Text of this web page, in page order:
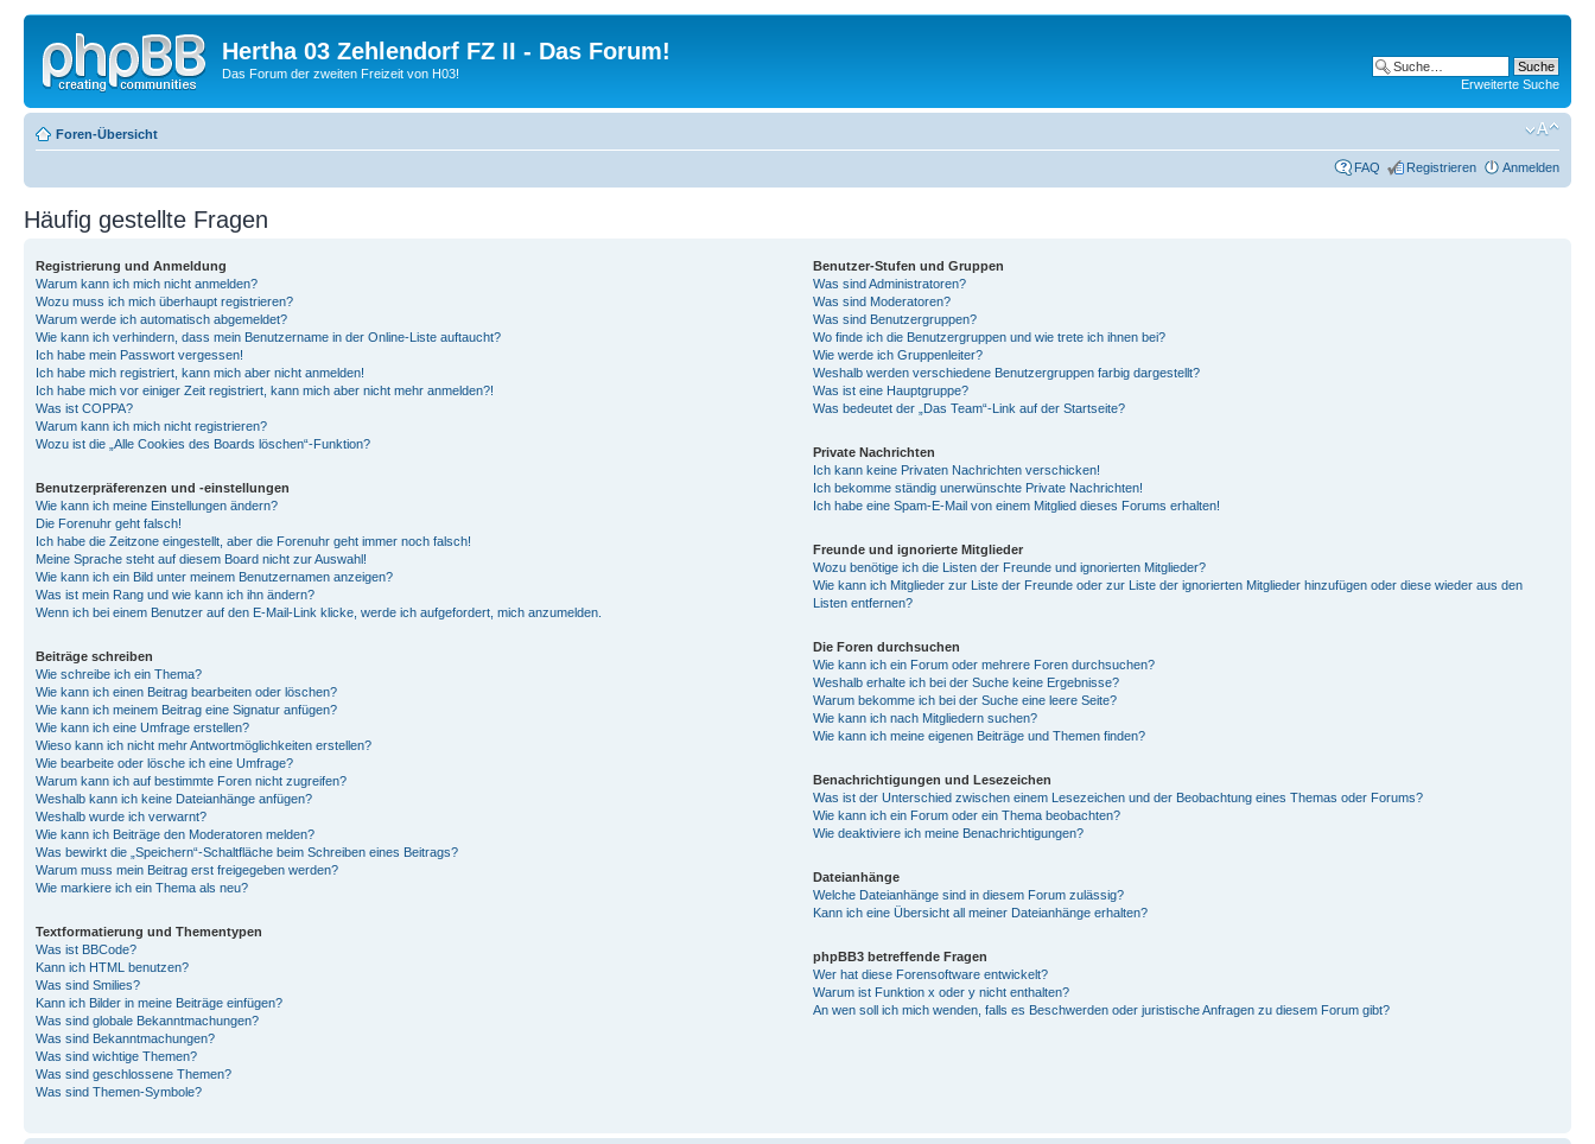
Hertha 03 Zehlendorf FZ II - Das Forum!
Das Forum der zweiten Freizeit von H03!
Erweiterte Suche
Foren-Übersicht
FAQ Registrieren Anmelden
Häufig gestellte Fragen
Registrierung und Anmeldung
Warum kann ich mich nicht anmelden?
Wozu muss ich mich überhaupt registrieren?
Warum werde ich automatisch abgemeldet?
Wie kann ich verhindern, dass mein Benutzername in der Online-Liste auftaucht?
Ich habe mein Passwort vergessen!
Ich habe mich registriert, kann mich aber nicht anmelden!
Ich habe mich vor einiger Zeit registriert, kann mich aber nicht mehr anmelden?!
Was ist COPPA?
Warum kann ich mich nicht registrieren?
Wozu ist die „Alle Cookies des Boards löschen“-Funktion?
Benutzerpräferenzen und -einstellungen
Wie kann ich meine Einstellungen ändern?
Die Forenuhr geht falsch!
Ich habe die Zeitzone eingestellt, aber die Forenuhr geht immer noch falsch!
Meine Sprache steht auf diesem Board nicht zur Auswahl!
Wie kann ich ein Bild unter meinem Benutzernamen anzeigen?
Was ist mein Rang und wie kann ich ihn ändern?
Wenn ich bei einem Benutzer auf den E-Mail-Link klicke, werde ich aufgefordert, mich anzumelden.
Beiträge schreiben
Wie schreibe ich ein Thema?
Wie kann ich einen Beitrag bearbeiten oder löschen?
Wie kann ich meinem Beitrag eine Signatur anfügen?
Wie kann ich eine Umfrage erstellen?
Wieso kann ich nicht mehr Antwortmöglichkeiten erstellen?
Wie bearbeite oder lösche ich eine Umfrage?
Warum kann ich auf bestimmte Foren nicht zugreifen?
Weshalb kann ich keine Dateianhänge anfügen?
Weshalb wurde ich verwarnt?
Wie kann ich Beiträge den Moderatoren melden?
Was bewirkt die „Speichern“-Schaltfläche beim Schreiben eines Beitrags?
Warum muss mein Beitrag erst freigegeben werden?
Wie markiere ich ein Thema als neu?
Textformatierung und Thementypen
Was ist BBCode?
Kann ich HTML benutzen?
Was sind Smilies?
Kann ich Bilder in meine Beiträge einfügen?
Was sind globale Bekanntmachungen?
Was sind Bekanntmachungen?
Was sind wichtige Themen?
Was sind geschlossene Themen?
Was sind Themen-Symbole?
Benutzer-Stufen und Gruppen
Was sind Administratoren?
Was sind Moderatoren?
Was sind Benutzergruppen?
Wo finde ich die Benutzergruppen und wie trete ich ihnen bei?
Wie werde ich Gruppenleiter?
Weshalb werden verschiedene Benutzergruppen farbig dargestellt?
Was ist eine Hauptgruppe?
Was bedeutet der „Das Team“-Link auf der Startseite?
Private Nachrichten
Ich kann keine Privaten Nachrichten verschicken!
Ich bekomme ständig unerwünschte Private Nachrichten!
Ich habe eine Spam-E-Mail von einem Mitglied dieses Forums erhalten!
Freunde und ignorierte Mitglieder
Wozu benötige ich die Listen der Freunde und ignorierten Mitglieder?
Wie kann ich Mitglieder zur Liste der Freunde oder zur Liste der ignorierten Mitglieder hinzufügen oder diese wieder aus den
Listen entfernen?
Die Foren durchsuchen
Wie kann ich ein Forum oder mehrere Foren durchsuchen?
Weshalb erhalte ich bei der Suche keine Ergebnisse?
Warum bekomme ich bei der Suche eine leere Seite?
Wie kann ich nach Mitgliedern suchen?
Wie kann ich meine eigenen Beiträge und Themen finden?
Benachrichtigungen und Lesezeichen
Was ist der Unterschied zwischen einem Lesezeichen und der Beobachtung eines Themas oder Forums?
Wie kann ich ein Forum oder ein Thema beobachten?
Wie deaktiviere ich meine Benachrichtigungen?
Dateianhänge
Welche Dateianhänge sind in diesem Forum zulässig?
Kann ich eine Übersicht all meiner Dateianhänge erhalten?
phpBB3 betreffende Fragen
Wer hat diese Forensoftware entwickelt?
Warum ist Funktion x oder y nicht enthalten?
An wen soll ich mich wenden, falls es Beschwerden oder juristische Anfragen zu diesem Forum gibt?